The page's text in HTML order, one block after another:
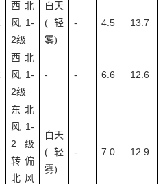
西北
风 1-
2级
白天
( 轻
雾)
- 4.5 13.7
西北
风 1-
2级
- - 6.6 12.6
东北
风 1-
2 级
转偏
北风
白天
( 轻
雾)
- 7.0 12.9